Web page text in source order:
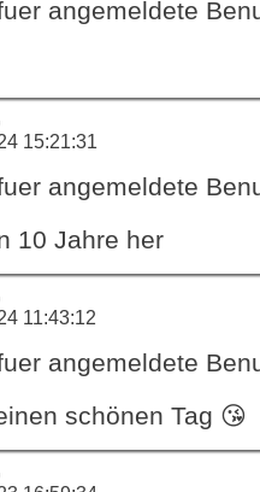
angemeldete
15:21:31
angemeldete
10 Jahre her
11:43:12
angemeldete
schönen Tag 😘